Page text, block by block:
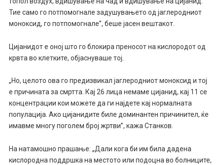
Тие само го потпомогнале задушувањето од јаглеродниот
моноксид, го потпомогнале”, беше јасен вештакот.
Цијанидот е оној што го блокира преносот на кислородот од
крвта во клетките, објаснуваше тој.
„Но, целото ова го предизвикал јаглеродниот моноксид и тој
е причината за смртта. Кај 26 лица немаме цијанид, кај 11 се
концентрации кои можете да ги најдете кај нормалната
популација. Ако цијанидите биле доминантен причинител, ќе
имавме многу поголем број жртви”, кажа Станков.
На натамошно прашање: „Дали кога би им била дадена
кислородна поддршка на местото или подоцна во болниците,